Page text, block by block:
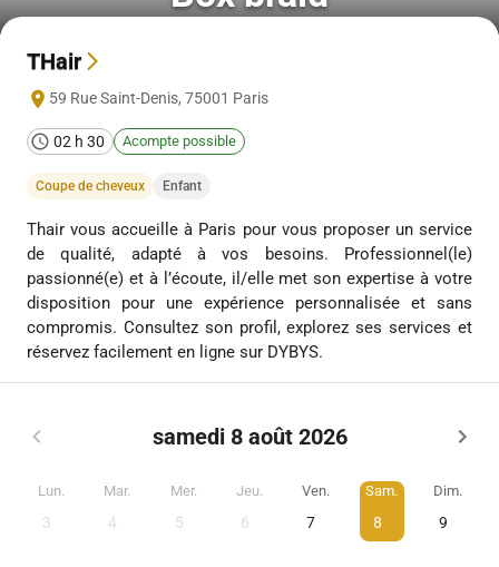
THair
59 Rue Saint-Denis, 75001 Paris
02 h 30 Acompte possible
Coupe de cheveux Enfant
Thair vous accueille à Paris pour vous proposer un service
de qualité, adapté à vos besoins. Professionnel(le)
passionné(e) et à l’écoute, il/elle met son expertise à votre
disposition pour une expérience personnalisée et sans
compromis. Consultez son profil, explorez ses services et
réservez facilement en ligne sur DYBYS.
samedi 8 août 2026
Lun.
3
Mar.
4
Mer.
5
Jeu.
6
Ven.
7
Sam.
8
Dim.
9